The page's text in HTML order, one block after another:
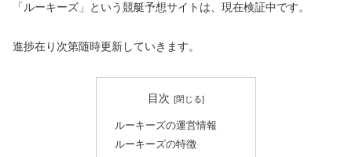
「ルーキーズ」という競艇予想サイトは、現在検証中です。
進捗在り次第随時更新していきます。
目次
ルーキーズの運営情報
ルーキーズの特徴